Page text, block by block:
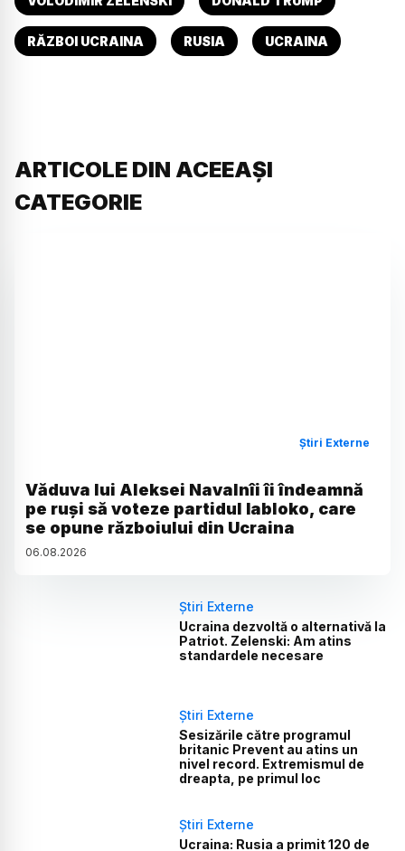
RĂZBOI UCRAINA RUSIA UCRAINA
ARTICOLE DIN ACEEAȘI
CATEGORIE
Știri Externe
Văduva lui Aleksei Navalnîi îi îndeamnă
pe ruși să voteze partidul Iabloko, care
se opune războiului din Ucraina
06.08.2026
Știri Externe
Ucraina dezvoltă o alternativă la
Patriot. Zelenski: Am atins
standardele necesare
Știri Externe
Sesizările către programul
britanic Prevent au atins un
nivel record. Extremismul de
dreapta, pe primul loc
Știri Externe
Ucraina: Rusia a primit 120 de